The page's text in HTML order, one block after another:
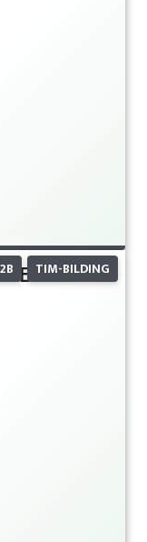
TIM-BILDING
Business